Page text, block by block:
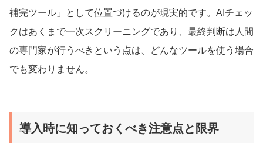
補完ツール」として位置づけるのが現実的です。AIチェッ
クはあくまで一次スクリーニングであり、最終判断は人間
の専門家が行うべきという点は、どんなツールを使う場合
でも変わりません。
導入時に知っておくべき注意点と限界